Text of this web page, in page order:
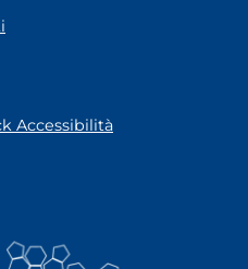
Accessibilità